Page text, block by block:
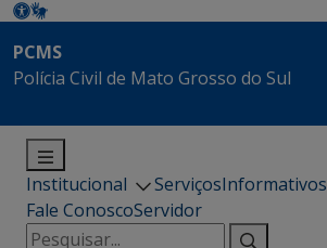
PCMS
Polícia Civil de Mato Grosso do Sul
Institucional ServiçosInformativos
Fale ConoscoServidor
Pesquisar